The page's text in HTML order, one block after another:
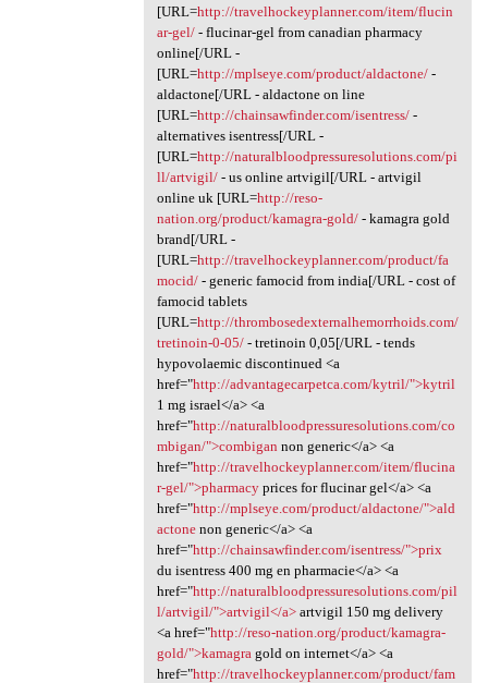
[URL=http://travelhockeyplanner.com/item/flucin
ar-gel/- flucinar-gel from canadian pharmacy
online[/URL -
[URL=http://mplseye.com/product/aldactone/-
aldactone[/URL - aldactone on line
[URL=http://chainsawfinder.com/isentress/-
alternatives isentress[/URL -
[URL=http://naturalbloodpressuresolutions.com/pi
ll/artvigil/- us online artvigil[/URL - artvigil
online uk [URL=http://reso-
nation.org/product/kamagra-gold/- kamagra gold
brand[/URL -
[URL=http://travelhockeyplanner.com/product/fa
mocid/- generic famocid from india[/URL - cost of
famocid tablets
[URL=http://thrombosedexternalhemorrhoids.com/
tretinoin-0-05/- tretinoin 0,05[/URL - tends
hypovolaemic discontinued <a
href="http://advantagecarpetca.com/kytril/">kytril
1 mg israel</a> <a
href="http://naturalbloodpressuresolutions.com/co
mbigan/">combigan non generic</a> <a
href="http://travelhockeyplanner.com/item/flucina
r-gel/">pharmacyprices for flucinar gel</a> <a
href="http://mplseye.com/product/aldactone/">ald
actonenon generic</a> <a
href="http://chainsawfinder.com/isentress/">prix
du isentress 400 mg en pharmacie</a> <a
href="http://naturalbloodpressuresolutions.com/pil
l/artvigil/">artvigil</a>artvigil 150 mg delivery
<a href="http://reso-nation.org/product/kamagra-
gold/">kamagra gold on internet</a> <a
href="http://travelhockeyplanner.com/product/fam